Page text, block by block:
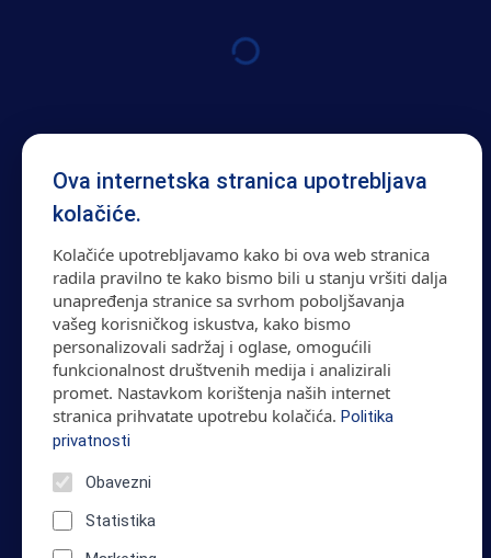
Ova internetska stranica upotrebljava
kolačiće.
Kolačiće upotrebljavamo kako bi ova web stranica
radila pravilno te kako bismo bili u stanju vršiti dalja
unapređenja stranice sa svrhom poboljšavanja
vašeg korisničkog iskustva, kako bismo
personalizovali sadržaj i oglase, omogućili
funkcionalnost društvenih medija i analizirali
promet. Nastavkom korištenja naših internet
stranica prihvatate upotrebu kolačića. Politika
privatnosti
Obavezni
Statistika